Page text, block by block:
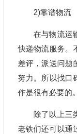
2)靠谱物流
在与物流运
快递物流服务。
差评，派送问题
努力。所以找口
作是很有必要的。
除了以上三
老铁们还可以通